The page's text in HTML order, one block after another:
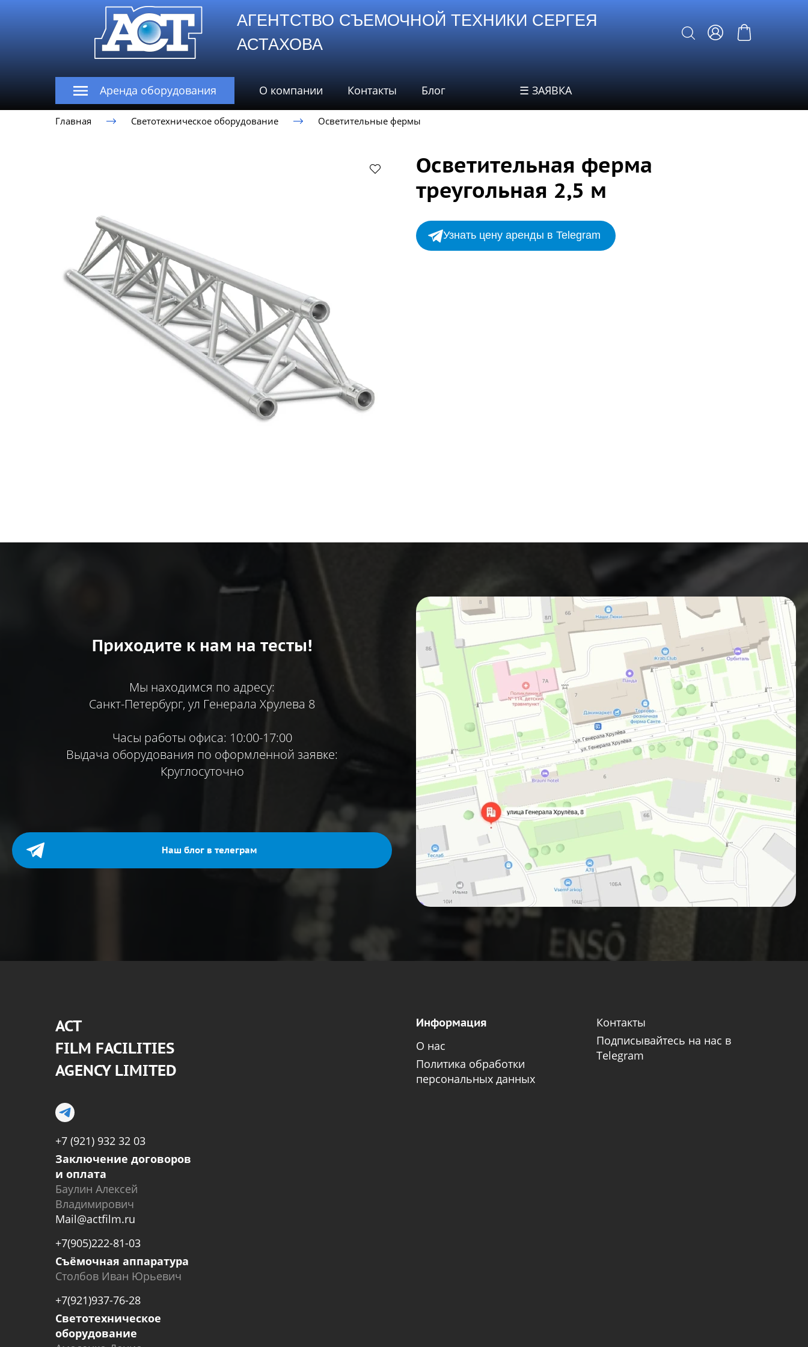
АГЕНТСТВО СЪЕМОЧНОЙ ТЕХНИКИ СЕРГЕЯ
АСТАХОВА
Аренда оборудования О компании Контакты Блог ☰ ЗАЯВКА
Главная Светотехническое оборудование Осветительные фермы
Осветительная ферма
треугольная 2,5 м
Узнать цену аренды в Telegram
Приходите к нам на тесты!
Мы находимся по адресу:
Санкт-Петербург, ул Генерала Хрулева 8
Часы работы офиса: 10:00-17:00
Выдача оборудования по оформленной заявке:
Круглосуточно
Наш блог в телеграм
АСТ
FILM FACILITIES
AGENCY LIMITED
+7 (921) 932 32 03
Заключение договоров
и оплата
Баулин Алексей
Владимирович
Mail@actfilm.ru
+7(905)222-81-03
Съёмочная аппаратура
Столбов Иван Юрьевич
+7(921)937-76-28
Светотехническое
оборудование
Информация
О нас
Политика обработки
персональных данных
Контакты
Подписывайтесь на нас в
Telegram